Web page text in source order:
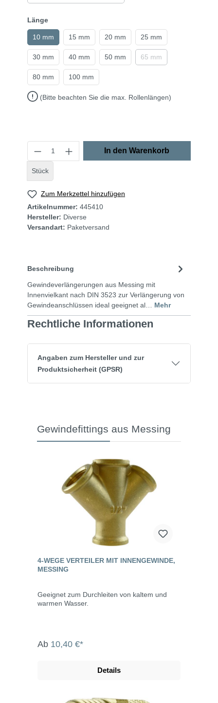
Länge
10 mm 15 mm 20 mm 25 mm
30 mm 40 mm 50 mm 65 mm
80 mm 100 mm
(Bitte beachten Sie die max. Rollenlängen)
Stück
In den Warenkorb
Zum Merkzettel hinzufügen
Artikelnummer: 445410
Hersteller: Diverse
Versandart: Paketversand
Beschreibung
Gewindeverlängerungen aus Messing mit
Innenvielkant nach DIN 3523 zur Verlängerung von
Gewindeanschlüssen ideal geeignet al… Mehr
Rechtliche Informationen
Angaben zum Hersteller und zur
Produktsicherheit (GPSR)
Gewindefittings aus Messing
4-WEGE VERTEILER MIT INNENGEWINDE,
MESSING
Geeignet zum Durchleiten von kaltem und
warmen Wasser.
Ab 10,40 €*
Details